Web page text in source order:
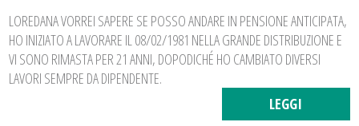
LOREDANA VORREI SAPERE SE POSSO ANDARE IN PENSIONE ANTICIPATA,
HO INIZIATO A LAVORARE IL 08/02/1981 NELLA GRANDE DISTRIBUZIONE E
VI SONO RIMASTA PER 21 ANNI, DOPODICHÉ HO CAMBIATO DIVERSI
LAVORI SEMPRE DA DIPENDENTE.
LEGGI